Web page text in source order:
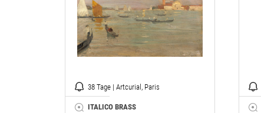
38 Tage | Artcurial, Paris
ITALICO BRASS